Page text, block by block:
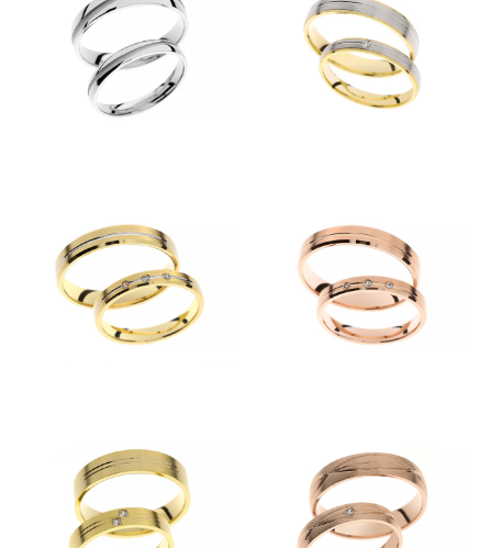
Kolekcije
KOLEKCIJA CLASSIC
KOLEKCIJA LINEA
KOLEKCIJA ESENCA
POROČNI PRSTANI F495